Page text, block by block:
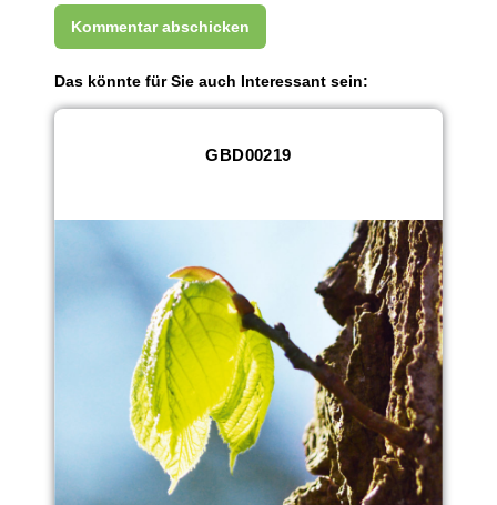
Das könnte für Sie auch Interessant sein:
GBD00219